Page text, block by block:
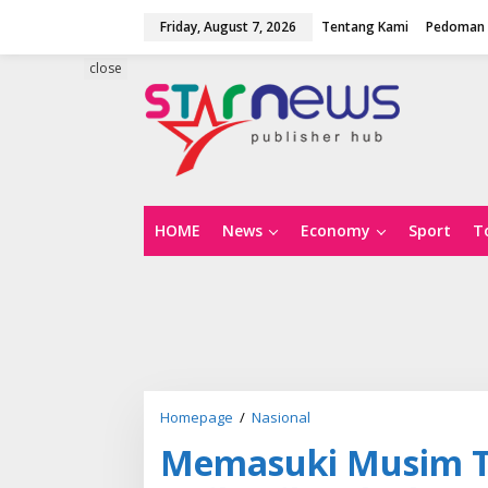
Friday, August 7, 2026 Tentang Kami Pedoman
HOME News Economy Sport
close
Homepage / Nasional
m
a
Memasuki Musim